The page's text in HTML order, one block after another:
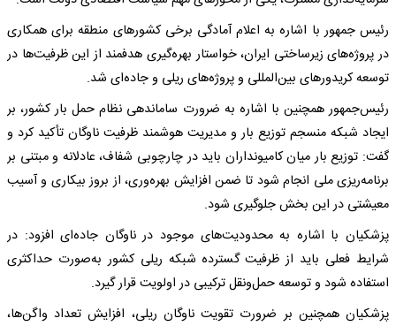
رئیس جمهور با اشاره به اعلام آمادگی برخی کشورهای منطقه برای همکاری
در پروژه‌های زیرساختی ایران، خواستار بهره‌گیری هدفمند از این ظرفیت‌ها در
توسعه کریدورهای بین‌المللی و پروژه‌های ریلی و جاده‌ای شد.
رئیس‌جمهور همچنین با اشاره به ضرورت ساماندهی نظام حمل بار کشور، بر
ایجاد شبکه منسجم توزیع بار و مدیریت هوشمند ظرفیت ناوگان تأکید کرد و
گفت: توزیع بار میان کامیونداران باید در چارچوبی شفاف، عادلانه و مبتنی بر
برنامه‌ریزی ملی انجام شود تا ضمن افزایش بهره‌وری، از بروز بیکاری و آسیب
معیشتی در این بخش جلوگیری شود.
پزشکیان با اشاره به محدودیت‌های موجود در ناوگان جاده‌ای افزود: در
شرایط فعلی باید از ظرفیت گسترده شبکه ریلی کشور به‌صورت حداکثری
استفاده شود و توسعه حمل‌ونقل ترکیبی در اولویت قرار گیرد.
پزشکیان همچنین بر ضرورت تقویت ناوگان ریلی، افزایش تعداد واگن‌ها،